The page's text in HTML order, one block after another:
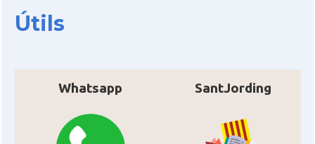
CAMON Catalans a Las Vegas
CAMON Catalans a Los Angeles
Útils
Whatsapp SantJording